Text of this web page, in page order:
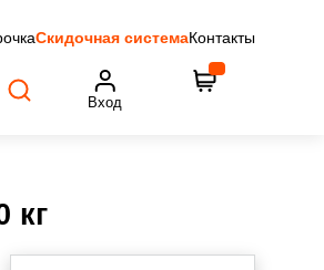
Скидочная системаКонтакты
Вход
кг